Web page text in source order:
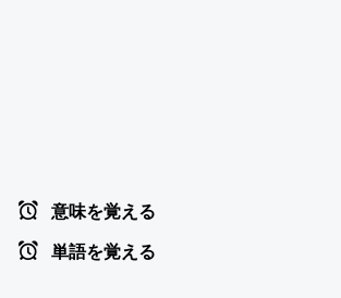
意味を覚える
単語を覚える